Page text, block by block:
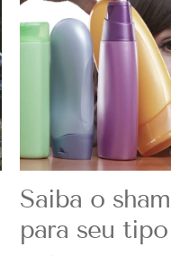
Saiba o
para seu